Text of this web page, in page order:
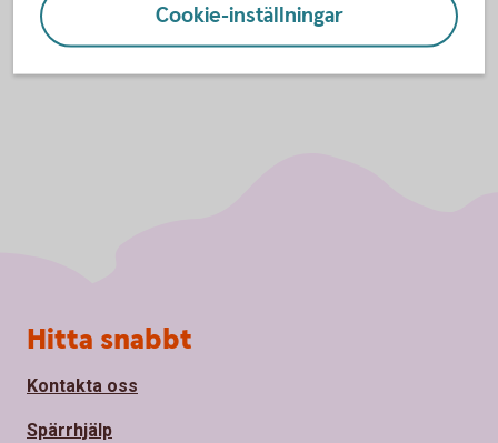
Cookie-inställningar
Sidfot
Hitta snabbt
Kontakta oss
Spärrhjälp